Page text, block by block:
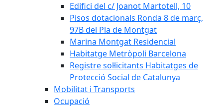
Edifici del c/ Joanot Martotell, 10
Pisos dotacionals Ronda 8 de març,
97B del Pla de Montgat
Marina Montgat Residencial
Habitatge Metròpoli Barcelona
Registre sol·licitants Habitatges de
Protecció Social de Catalunya
Mobilitat i Transports
Ocupació